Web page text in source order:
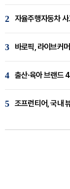
2 자율주행자동차
3 바로픽, 라이브커
4 출산·육아 브랜드
5 조프런티어, 국내